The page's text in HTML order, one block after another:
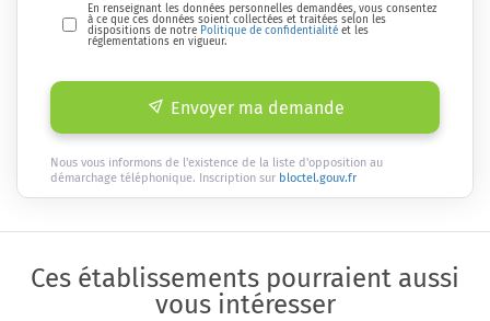
En renseignant les données personnelles demandées, vous consentez
à ce que ces données soient collectées et traitées selon les
dispositions de notre Politique de confidentialité et les
réglementations en vigueur.
Envoyer ma demande
Nous vous informons de l'existence de la liste d'opposition au
démarchage téléphonique. Inscription sur bloctel.gouv.fr
Ces établissements pourraient aussi
vous intéresser